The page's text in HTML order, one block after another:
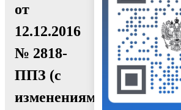
от
12.12.2016
№ 2818-
ППЗ (с
изменениями